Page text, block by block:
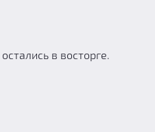
в восторге.